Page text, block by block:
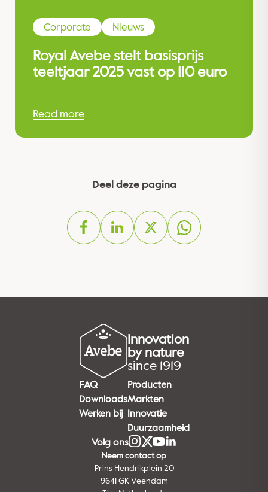
Corporate Nieuws
Royal Avebe stelt basisprijs
teeltjaar 2025 vast op 110 euro
Read more
Deel deze pagina
Innovation
by nature
since 1919
FAQ
Downloads
Werken bij
Producten
Markten
Innovatie
Duurzaamheid
Volg ons
Neem contact op
Prins Hendrikplein 20
9641 GK Veendam